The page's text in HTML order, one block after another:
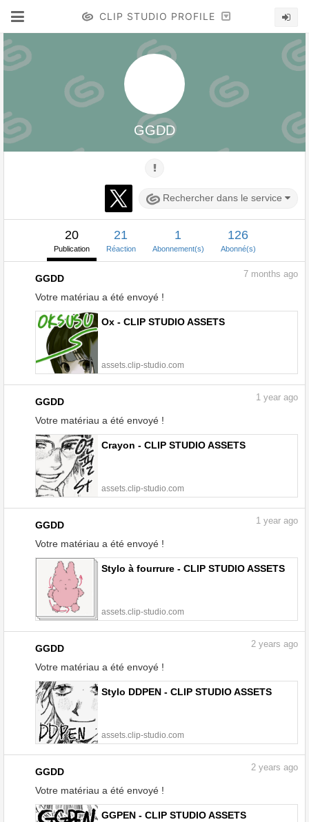
CLIP STUDIO PROFILE
GGDD
Rechercher dans le service
20
Publication
21
Réaction
1
Abonnement(s)
126
Abonné(s)
GGDD
Votre matériau a été envoyé !
7 months ago
Ox - CLIP STUDIO ASSETS
assets.clip-studio.com
GGDD
Votre matériau a été envoyé !
1 year ago
Crayon - CLIP STUDIO ASSETS
assets.clip-studio.com
GGDD
Votre matériau a été envoyé !
1 year ago
Stylo à fourrure - CLIP STUDIO ASSETS
assets.clip-studio.com
GGDD
Votre matériau a été envoyé !
2 years ago
Stylo DDPEN - CLIP STUDIO ASSETS
assets.clip-studio.com
GGDD
Votre matériau a été envoyé !
2 years ago
GGPEN - CLIP STUDIO ASSETS